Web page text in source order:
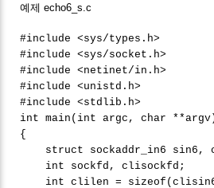
예제 echo6_s.c
#include <sys/types.h>
#include <sys/socket.h>
#include <netinet/in.h>
#include <unistd.h>
#include <stdlib.h>
int main(int argc, char
{
struct sockaddr_in6 sin6,
int sockfd, clisockfd;
int clilen =